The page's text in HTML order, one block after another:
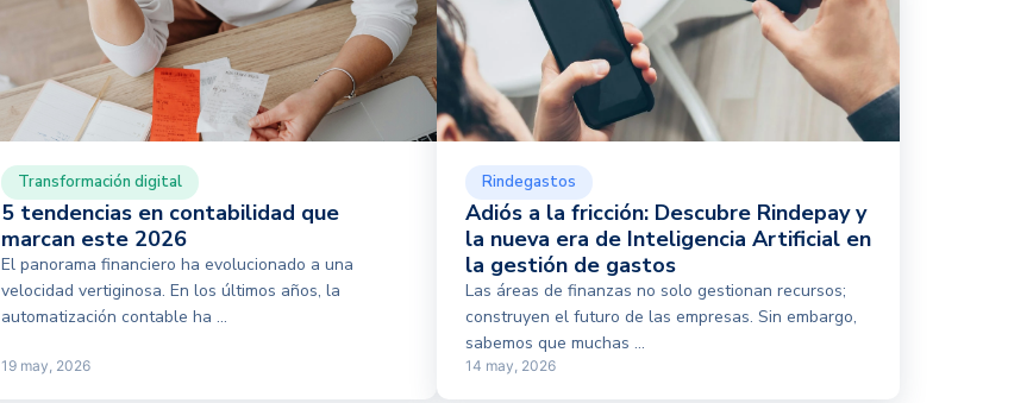
Transformación digital
5 tendencias en contabilidad que
marcan este 2026
El panorama financiero ha evolucionado a una
velocidad vertiginosa. En los últimos años, la
automatización contable ha ...
19 may, 2026
Rindegastos
Adiós a la fricción: Descubre Rindepay y
la nueva era de Inteligencia Artificial en
la gestión de gastos
Las áreas de finanzas no solo gestionan recursos;
construyen el futuro de las empresas. Sin embargo,
sabemos que muchas ...
14 may, 2026